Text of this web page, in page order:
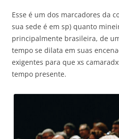
Esse é um dos marcadores da
sua sede é em sp) quanto
principalmente brasileira, de
tempo se dilata em suas
exigentes para que xs
tempo presente.